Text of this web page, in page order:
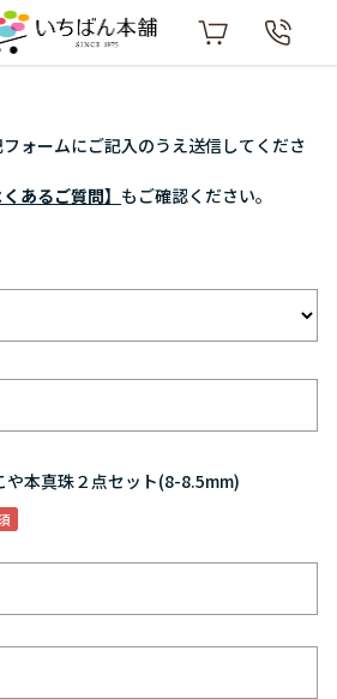
ォームにご記入のうえ送信してくださ
くあるご質問】 もご確認ください。
や本真珠２点セット(8-8.5mm)